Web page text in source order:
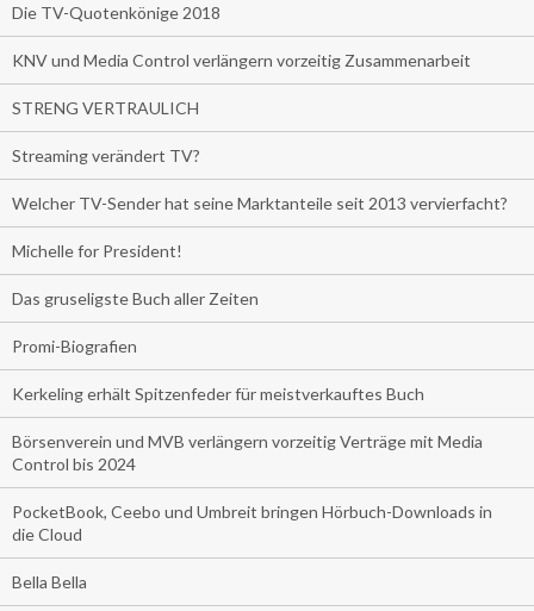
Die TV-Quotenkönige 2018
KNV und Media Control verlängern vorzeitig Zusammenarbeit
STRENG VERTRAULICH
Streaming verändert TV?
Welcher TV-Sender hat seine Marktanteile seit 2013 vervierfacht?
Michelle for President!
Das gruseligste Buch aller Zeiten
Promi-Biografien
Kerkeling erhält Spitzenfeder für meistverkauftes Buch
Börsenverein und MVB verlängern vorzeitig Verträge mit Media
Control bis 2024
PocketBook, Ceebo und Umbreit bringen Hörbuch-Downloads in
die Cloud
Bella Bella